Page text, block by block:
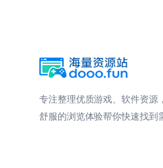
专注整理优质游戏、软件资源
舒服的浏览体验帮你快速找到